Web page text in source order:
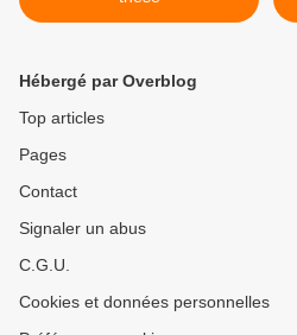
Hébergé par Overblog
Top articles
Pages
Contact
Signaler un abus
C.G.U.
Cookies et données personnelles